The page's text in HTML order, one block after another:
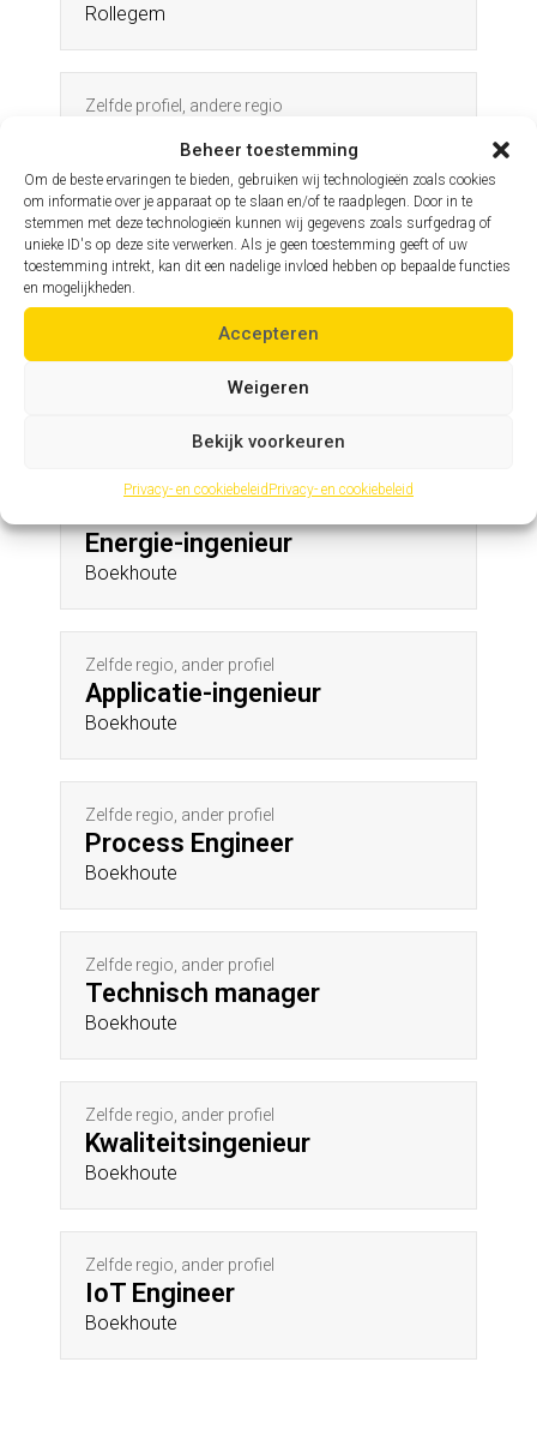
Beheer toestemming
Om de beste ervaringen te bieden, gebruiken wij technologieën zoals cookies
om informatie over je apparaat op te slaan en/of te raadplegen. Door in te
stemmen met deze technologieën kunnen wij gegevens zoals surfgedrag of
unieke ID's op deze site verwerken. Als je geen toestemming geeft of uw
toestemming intrekt, kan dit een nadelige invloed hebben op bepaalde functies
en mogelijkheden.
Accepteren
Weigeren
Bekijk voorkeuren
Privacy- en cookiebeleidPrivacy- en cookiebeleid
Rollegem
Zelfde profiel, andere regio
Zelfde profiel, andere regio
Assistent hoofdingenieur
St-Eloois-Winkel
Andere profielen in deze regio
Energie-ingenieur
Boekhoute
Zelfde regio, ander profiel
Applicatie-ingenieur
Boekhoute
Zelfde regio, ander profiel
Process Engineer
Boekhoute
Zelfde regio, ander profiel
Technisch manager
Boekhoute
Zelfde regio, ander profiel
Kwaliteitsingenieur
Boekhoute
Zelfde regio, ander profiel
IoT Engineer
Boekhoute